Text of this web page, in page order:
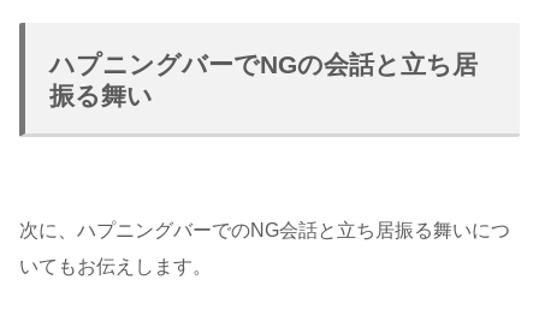
ハプニングバーでNGの会話と立ち居
振る舞い
次に、ハプニングバーでのNG会話と立ち居振る舞いにつ
いてもお伝えします。